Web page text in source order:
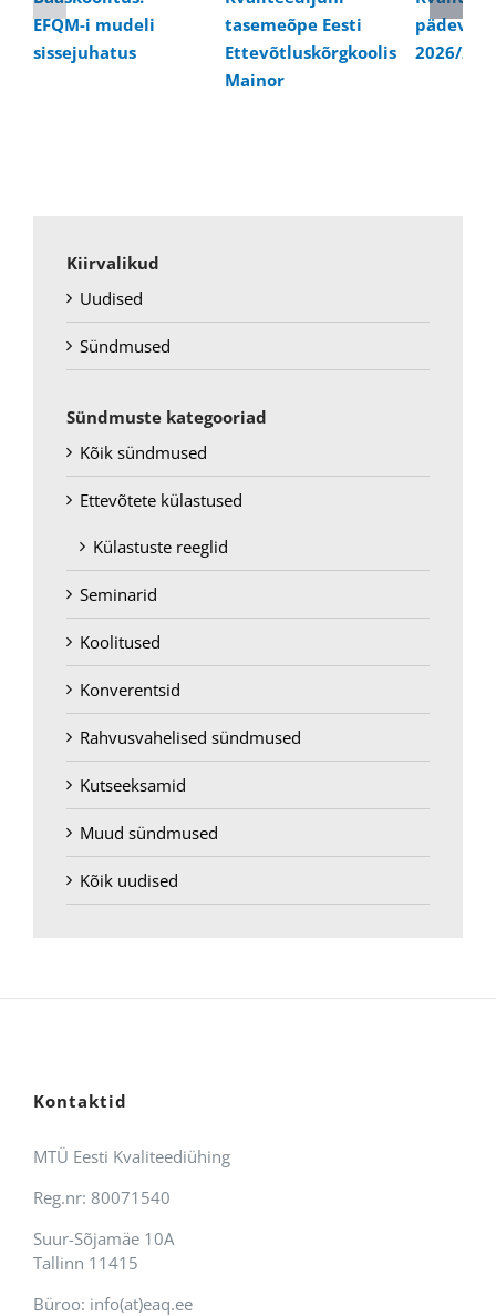
EFQM-i mudeli
sissejuhatus
tasemeõpe Eesti
Ettevõtluskõrgkoolis
Mainor
2026/
Kiirvalikud
Uudised
Sündmused
Sündmuste kategooriad
Kõik sündmused
Ettevõtete külastused
Külastuste reeglid
Seminarid
Koolitused
Konverentsid
Rahvusvahelised sündmused
Kutseeksamid
Muud sündmused
Kõik uudised
Kontaktid
MTÜ Eesti Kvaliteediühing
Reg.nr: 80071540
Suur-Sõjamäe 10A
Tallinn 11415
Büroo: info(at)eaq.ee